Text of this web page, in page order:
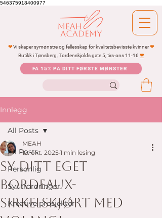
546375918400977
❤Vi skaper symønstre og fellesskap for kvalitetsbevisste kvinner❤
Butikk i Tønsberg, Tordenskjolds gate 5, tirs-ons 11-16 ❤
FÅ 15% PÅ DITT FØRSTE MØNSTER
Innlegg
All Posts
Personlig
Syutfordringer
Kreative prosjekter
All Posts
Sy ditt eget
Bordeaux-
sirkelskjørt med
MEAH
12. okt. 2025 1 min lesing